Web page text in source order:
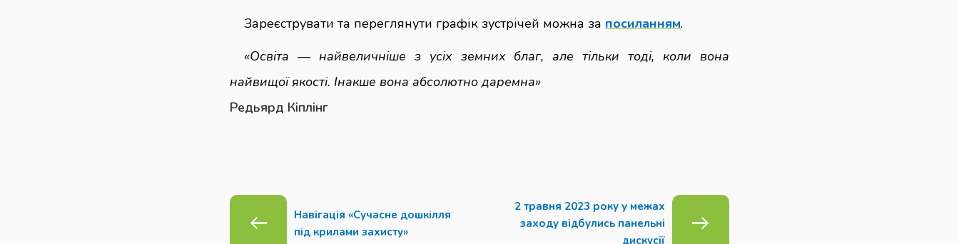
Зареєструвати та переглянути графік зустрічей можна за посиланням.
«Освіта — найвеличніше з усіх земних благ, але тільки тоді, коли вона
найвищої якості. Інакше вона абсолютно даремна»
Редьярд Кіплінг
Навігація «Сучасне дошкілля
під крилами захисту»
2 травня 2023 року у межах
заходу відбулись панельні
дискусії